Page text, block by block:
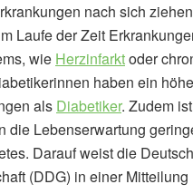
nach sich
Laufe der Zeit
wie Herzinfarktoder
haben ein
als Diabetiker. Zudem
die Lebenserwartung
Darauf weist die
(DDG) in einer Mitteilung